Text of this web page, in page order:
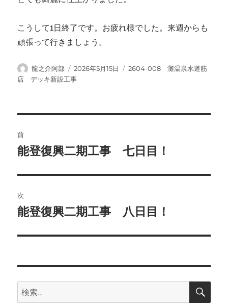
こうして1日終了です。お疲れ様でした。来週からも
頑張って行きましょう。
投
稿
龍之介阿部
投
稿
2026年5月15日
カ
2604-008 灘温泉水道筋
店 デッキ新設工事
稿
ビ
ゲ
ー
ン
前
前
投
稿:
能登復興二期工事 七日目！
次
次
投
能登復興二期工事 八日目！
検
索:
検